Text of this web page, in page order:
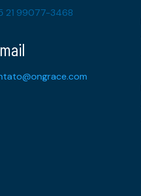
21 99077-3468